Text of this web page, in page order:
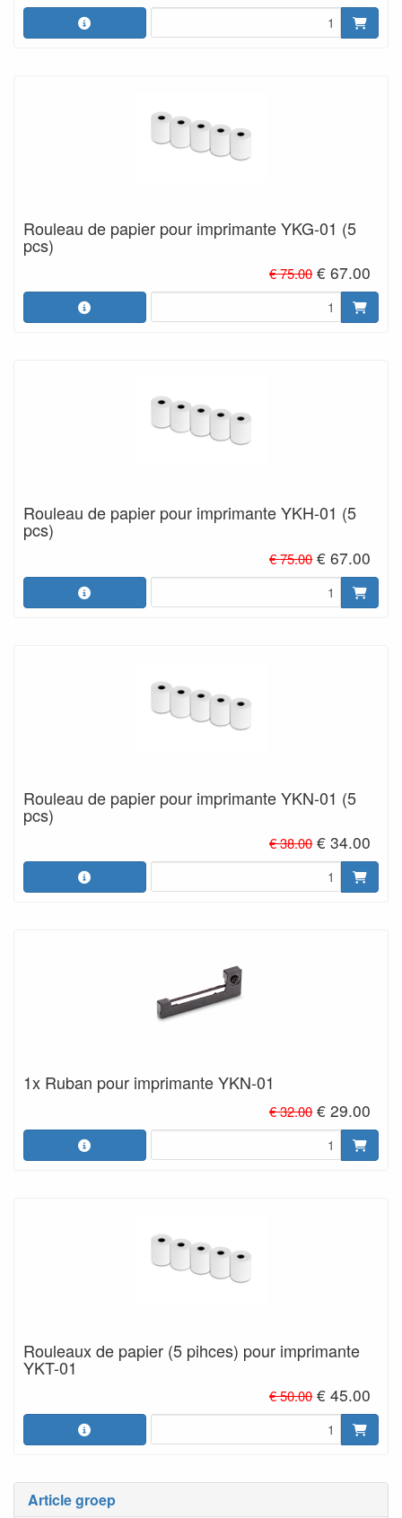
Article groep
Rouleau de papier pour imprimante YKG-01 (5
pcs)
€ 75.00 € 67.00
Rouleau de papier pour imprimante YKH-01 (5
pcs)
€ 75.00 € 67.00
Rouleau de papier pour imprimante YKN-01 (5
pcs)
€ 38.00 € 34.00
1x Ruban pour imprimante YKN-01
€ 32.00 € 29.00
Rouleaux de papier (5 pihces) pour imprimante
YKT-01
€ 50.00 € 45.00